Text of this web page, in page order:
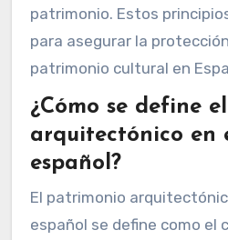
patrimonio. Estos
para asegurar la
patrimonio cultural en
¿Cómo se define
arquitectónico en
español?
El patrimonio
español se define como el